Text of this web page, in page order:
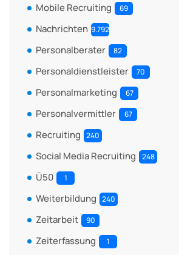
Mobile Recruiting 69
Nachrichten 9.792
Personalberater 82
Personaldienstleister 70
Personalmarketing 67
Personalvermittler 67
Recruiting 240
Social Media Recruiting 248
Ü50 1
Weiterbildung 240
Zeitarbeit 90
Zeiterfassung 1